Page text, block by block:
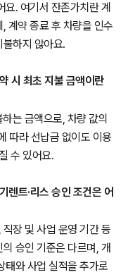
요. 여기서 잔존가치란 계
계약 종료 후 차량을 인수
하지 않아요.
시 최초 지불 금액이란
는 금액으로, 차량 값의
따라 선납금 없이도 이용
수 있어요.
렌트·리스 승인 조건은 어
장 및 사업 운영 기간 등
승인 기준은 다르며, 개
태와 사업 실적을 추가로